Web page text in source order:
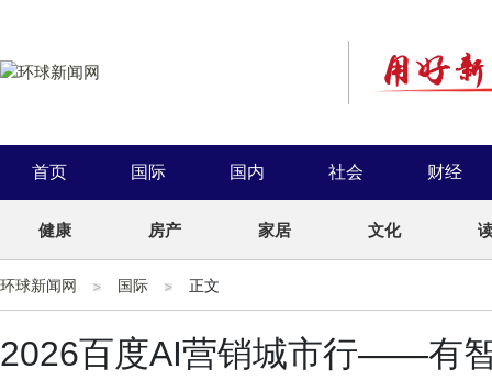
首页 国际 国内 社会 财经
健康 房产 家居 文化
环球新闻网 国际 正文
2026百度AI营销城市行——有